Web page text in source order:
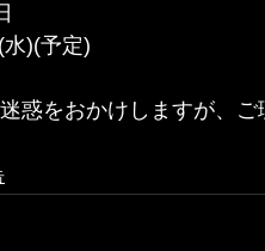
)(予定)
惑をおかけしますが、